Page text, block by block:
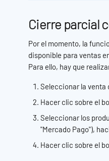
Cierre parcial
Por el momento, la
disponible para ventas
Para ello, hay que
Seleccionar la venta
Hacer clic sobre el
Seleccionar los
"Mercado Pago"),
Hacer clic sobre el